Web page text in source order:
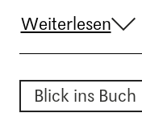
Weiterlesen
Blick ins Buch